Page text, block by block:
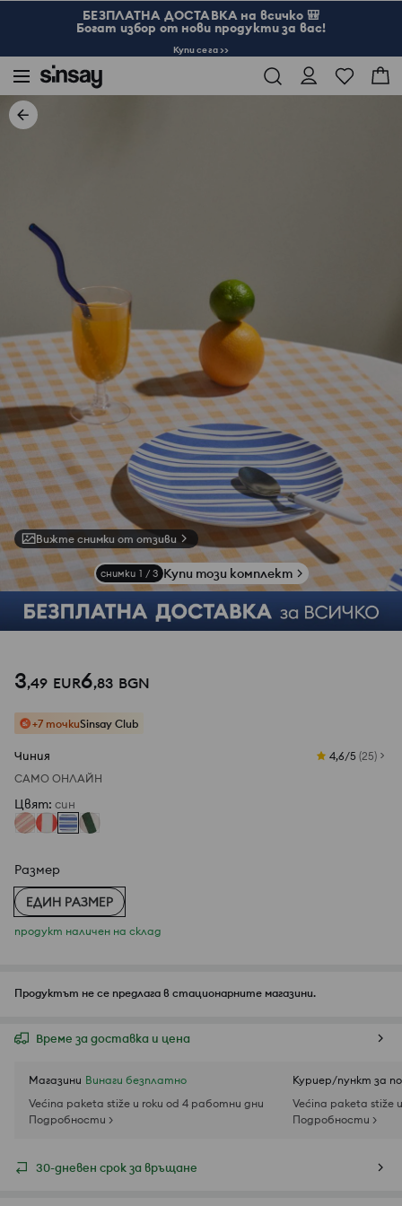
БЕЗПЛАТНА ДОСТАВКА на всичко 🎒
Богат избор от нови продукти за вас!
Купи сега >>
Вижте снимки от отзиви
снимки 1 / 3 Купи този комплект
3,49 EUR6,83 BGN
+7 точкиSinsay Club
Чиния 4,6/5 (25)
САМО ОНЛАЙН
Цвят: cин
Размер
ЕДИН РАЗМЕР
продукт наличен на склад
Продуктът не се предлага в стационарните магазини.
Време за доставка и цена
Магазини Винаги безплатно
Većina paketa stiže u roku od 4 работни дни
Подробности >
Куриер/пункт за
Većina paketa stiže
Подробности >
30-дневен срок за връщане